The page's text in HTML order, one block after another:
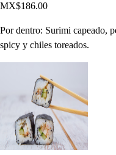
MX$186.00
Por dentro: Surimi capeado,
spicy y chiles toreados.